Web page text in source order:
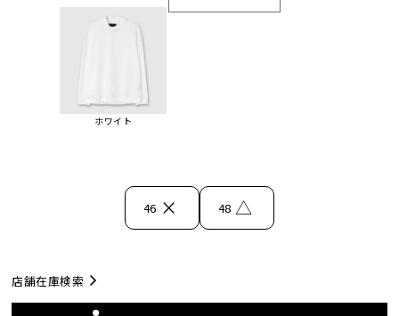
ホワイト
46 × 48 △
店舗在庫検索